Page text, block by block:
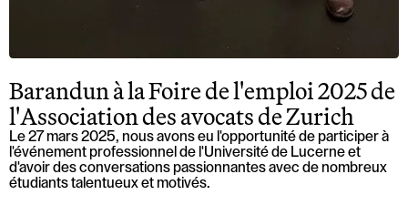
Barandun à la Foire de l'emploi 2025 de
l'Association des avocats de Zurich
Le 27 mars 2025, nous avons eu l'opportunité de participer à
l'événement professionnel de l'Université de Lucerne et
d'avoir des conversations passionnantes avec de nombreux
étudiants talentueux et motivés.